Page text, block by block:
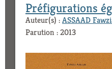
Préfigurations
Auteur(s) :ASSAAD
Parution : 2013